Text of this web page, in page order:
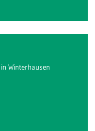
Winterhausen